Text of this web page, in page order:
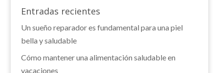
Entradas recientes
Un sueño reparador es fundamental para una piel
bella y saludable
Cómo mantener una alimentación saludable en
vacaciones